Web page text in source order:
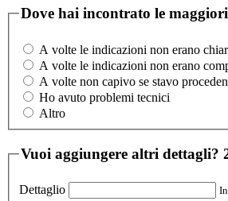
Dove hai incontrato le
A volte le indicazioni non erano
A volte le indicazioni non erano
A volte non capivo se stavo
Ho avuto problemi tecnici
Altro
Vuoi aggiungere altri dettagli?
Dettaglio